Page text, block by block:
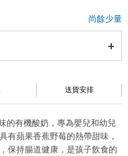
尚餘少量
送貨安排
的有機酸奶，專為嬰兒和幼兒
有蘋果香蕉野莓的熱帶甜味，
保持腸道健康，是孩子飲食的